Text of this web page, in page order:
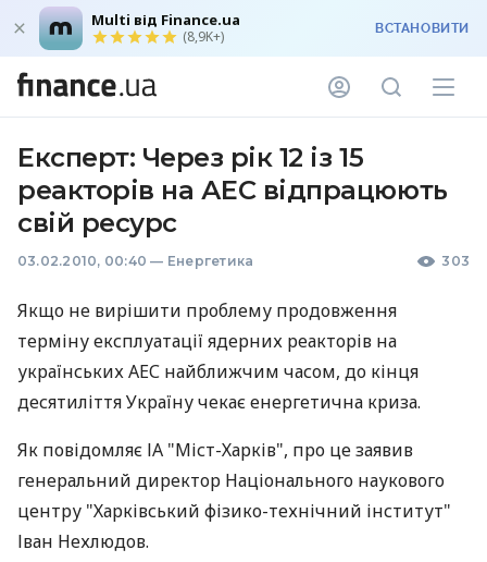
Multi від Finance.ua
(8,9K+) ВСТАНОВИТИ
Експерт: Через рік 12 із 15
реакторів на АЕС відпрацюють
свій ресурс
03.02.2010, 00:40 — Енергетика 303
Якщо не вирішити проблему продовження
терміну експлуатації ядерних реакторів на
українських АЕС найближчим часом, до кінця
десятиліття Україну чекає енергетична криза.
Як повідомляє ІА "Міст-Харків", про це заявив
генеральний директор Національного наукового
центру "Харківський фізико-технічний інститут"
Іван Нехлюдов.